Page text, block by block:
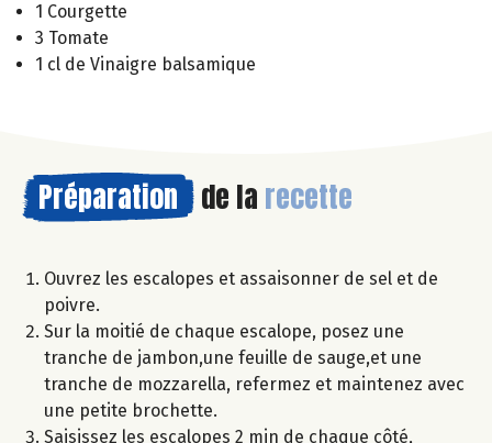
1 Courgette
3 Tomate
1 cl de Vinaigre balsamique
Préparation de la recette
Ouvrez les escalopes et assaisonner de sel et de
poivre.
Sur la moitié de chaque escalope, posez une
tranche de jambon,une feuille de sauge,et une
tranche de mozzarella, refermez et maintenez avec
une petite brochette.
Saisissez les escalopes 2 min de chaque côté,